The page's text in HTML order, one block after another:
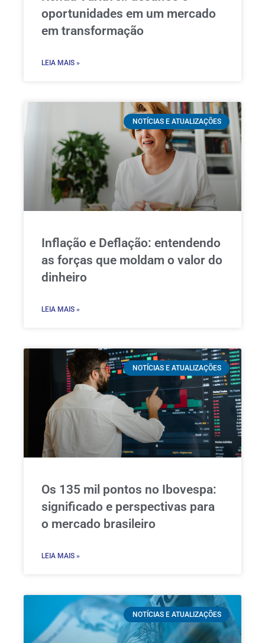
oportunidades em um mercado
em transformação
LEIA MAIS »
NOTÍCIAS E ATUALIZAÇÕES
Inflação e Deflação: entendendo
as forças que moldam o valor do
dinheiro
LEIA MAIS »
NOTÍCIAS E ATUALIZAÇÕES
Os 135 mil pontos no Ibovespa:
significado e perspectivas para
o mercado brasileiro
LEIA MAIS »
NOTÍCIAS E ATUALIZAÇÕES